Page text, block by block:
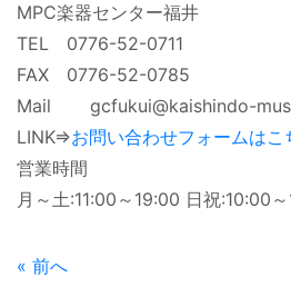
MPC楽器センター福井
TEL 0776-52-0711
FAX 0776-52-0785
Mail gcfukui@kaishindo-
LINK⇒お問い合わせフォームはこ
営業時間
月～土:11:00～19:00 日祝:10:00
« 前へ